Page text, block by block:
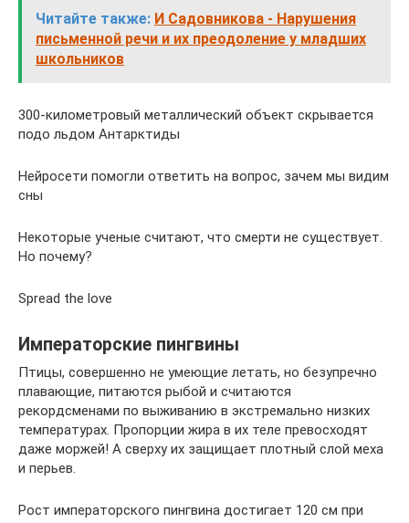
Читайте также: И Садовникова - Нарушения
письменной речи и их преодоление у младших
школьников
300-километровый металлический объект скрывается
подо льдом Антарктиды
Нейросети помогли ответить на вопрос, зачем мы видим
сны
Некоторые ученые считают, что смерти не существует.
Но почему?
Spread the love
Императорские пингвины
Птицы, совершенно не умеющие летать, но безупречно
плавающие, питаются рыбой и считаются
рекордсменами по выживанию в экстремально низких
температурах. Пропорции жира в их теле превосходят
даже моржей! А сверху их защищает плотный слой меха
и перьев.
Рост императорского пингвина достигает 120 см при